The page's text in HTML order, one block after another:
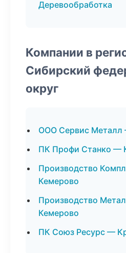
Деревообработка
Компании в
Сибирский
округ
ООО Сервис Металл
ПК Профи Станко —
Производство
Кемерово
Производство
Кемерово
ПК Союз Ресурс —